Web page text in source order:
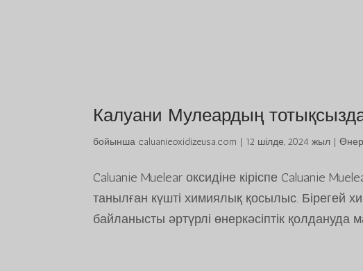
Калуани Мулеардың
бойынша caluanieoxidizeusa.com | 12 шілде, 2024 жыл |
Caluanie Muelear оксидіне кіріспе Caluanie
танылған күшті химиялық қосылыс. Бірегей
байланысты әртүрлі өнеркәсіптік қолдануда